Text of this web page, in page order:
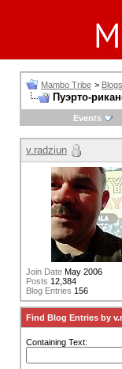
Mambo Tribe > Blogs
Пуэрто-
Events
v.radziun
Join Date May 2006
Posts 12,384
Blog Entries 156
Find Blog Entries by
Containing Text: